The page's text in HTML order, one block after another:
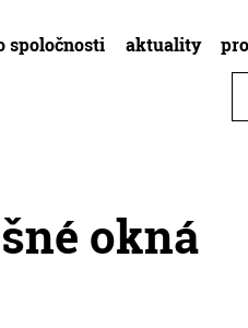
spoločnosti aktuality
okná